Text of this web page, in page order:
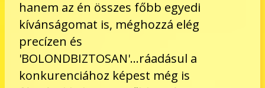
hanem az én összes főbb egyedi
kívánságomat is, méghozzá elég
precízen és
'BOLONDBIZTOSAN'...ráadásul a
konkurenciához képest még is